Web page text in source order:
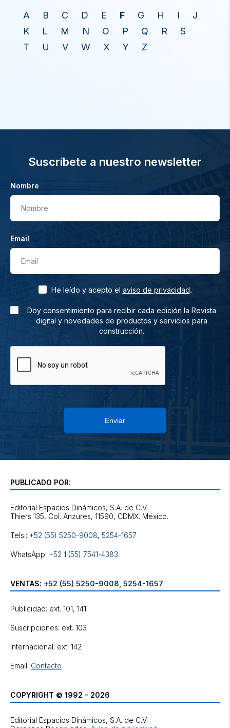
A
B C D E F G H I
J
K
L M N O P Q R
S
T
U V W X Y Z
Suscríbete a nuestro newsletter
Nombre
Nombre
Email
Email
He leído y acepto el aviso de privacidad.
Doy consentimiento para recibir cada edición la Revista
digital y novedades de productos y servicios para
construcción.
Enviar
PUBLICADO POR:
Editorial Espacios Dinámicos, S.A. de C.V.
Tels.: +52 (55) 5250-9008, 5254-1657
WhatsApp: +52 1 (55) 7541-4383
VENTAS: +52 (55) 5250-9008 5254-1657
Publicidad: ext. 101, 141
Suscripciones: ext. 103
Internacional: ext. 142
Email: Contacto
COPYRIGHT © 1992 - 2026
Editorial Espacios Dinámicos, S.A. de C.V.